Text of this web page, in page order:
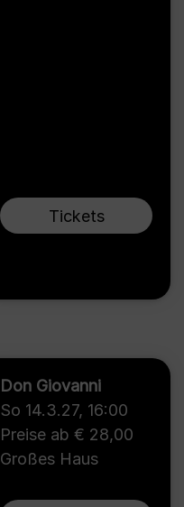
Tickets
Don Giovanni
So 14.3.27, 16:00
Preise ab € 28,00
Großes Haus